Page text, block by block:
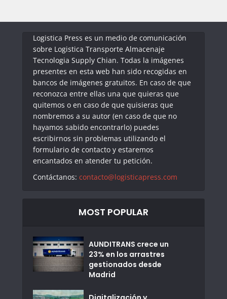
Logistica Press es un medio de comunicación
sobre Logistica Transporte Almacenaje
Tecnologia Supply Chian. Todas la imágenes
presentes en esta web han sido recogidas en
bancos de imágenes gratuitos. En caso de que
reconozca entre ellas una que quieras que
quitemos o en caso de que quisieras que
nombremos a su autor (en caso de que no
hayamos sabido encontrarlo) puedes
escribirnos sin problemas utilizando el
formulario de contacto y estaremos
encantados en atender tu petición.
Contáctanos: contacto@logisticapress.com
MOST POPULAR
AUNDITRANS crece un
23% en los arrastres
gestionados desde
Madrid